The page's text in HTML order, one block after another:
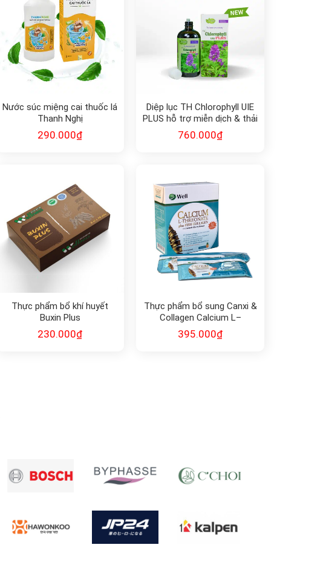
Nước súc miệng cai thuốc lá
Thanh Nghị
290.000₫
Diệp lục TH Chlorophyll UIE
PLUS hỗ trợ miễn dịch & thải
độc (500ml)
760.000₫
Thực phẩm bổ khí huyết
Buxin Plus
230.000₫
Thực phẩm bổ sung Canxi &
Collagen Calcium L–
Threonate Plus Fish
Collagen and Acerola Cherry
395.000₫